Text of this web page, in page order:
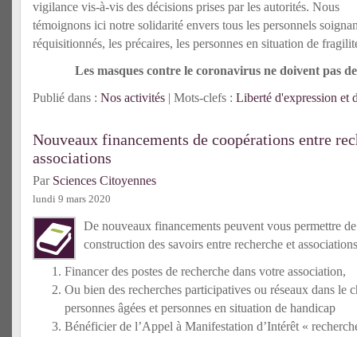
vigilance vis-à-vis des décisions prises par les autorités. Nous
témoignons ici notre solidarité envers tous les personnels
réquisitionnés, les précaires, les personnes en situation de
Les masques contre le coronavirus ne doivent pas
Publié dans : Nos activités | Mots-clefs : Liberté d'expression et
Nouveaux financements de coopérations entre
associations
Par Sciences Citoyennes
lundi 9 mars 2020
De nouveaux financements peuvent vous permettre
construction des savoirs entre recherche et
Financer des postes de recherche dans votre association,
Ou bien des recherches participatives ou réseaux dans le
personnes âgées et personnes en situation de handicap
Bénéficier de l’Appel à Manifestation d’Intérêt «